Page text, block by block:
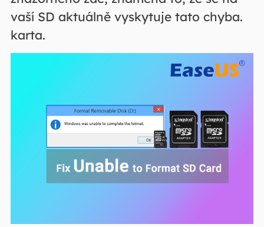
vaší SD aktuálně vyskytuje tato chyba.
karta.